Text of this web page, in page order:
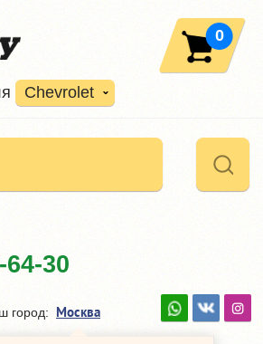
Chevrolet
0
64-30
город: Москва